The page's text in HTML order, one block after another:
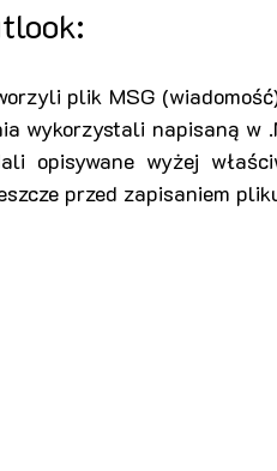
plik MSG
wykorzystali napisaną
opisywane wyżej
przed zapisaniem